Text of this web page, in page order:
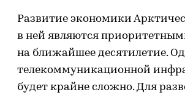
Развитие экономики
в ней являются
на ближайшее десятилетие.
телекоммуникационной
будет крайне сложно. Для